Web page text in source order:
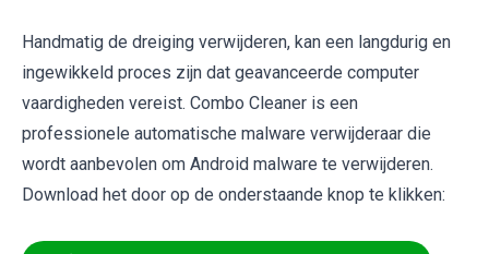
Handmatig de dreiging verwijderen, kan een langdurig en
ingewikkeld proces zijn dat geavanceerde computer
vaardigheden vereist. Combo Cleaner is een
professionele automatische malware verwijderaar die
wordt aanbevolen om Android malware te verwijderen.
Download het door op de onderstaande knop te klikken: